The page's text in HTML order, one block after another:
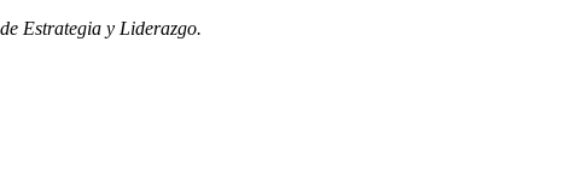
Estrategia y Liderazgo.